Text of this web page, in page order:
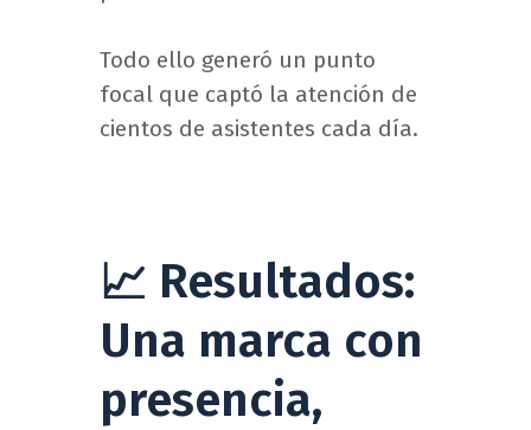
Todo ello generó un punto
focal que captó la atención de
cientos de asistentes cada día.
📈 Resultados:
Una marca con
presencia,